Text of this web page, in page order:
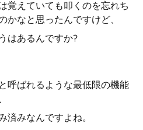
覚えていても叩くのを忘れち
かなと思ったんですけど、
はあるんですか?
呼ばれるような最低限の機能
済みなんですよね。